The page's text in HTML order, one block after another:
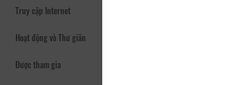
Truy cập Internet
Hoạt động và Thư giãn
Được tham gia